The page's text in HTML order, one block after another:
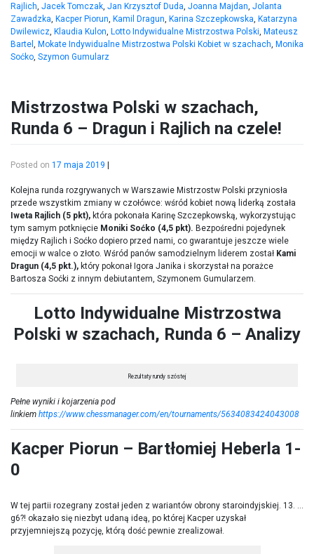
Rajlich Jacek Tomczak Jan Krzysztof Duda Joanna Majdan Jolanta
Zawadzka Kacper Piorun Kamil Dragun Karina Szczepkowska Katarzyna
Dwilewicz Klaudia Kulon Lotto Indywidualne Mistrzostwa Polski Mateusz
Bartel
Mokate Indywidualne Mistrzostwa Polski Kobiet w szachach Monika
Soćko Szymon Gumularz
Mistrzostwa Polski w szachach,
Runda 6 – Dragun i Rajlich na czele!
Posted on 17 maja 2019 |
Kolejna runda rozgrywanych w Warszawie Mistrzostw Polski przyniosła
przede wszystkim zmiany w czołówce: wśród kobiet nową liderką została
Iweta Rajlich (5 pkt), która pokonała Karinę Szczepkowską, wykorzystując
tym samym potknięcie Moniki Soćko (4,5 pkt). Bezpośredni pojedynek
między Rajlich i Soćko dopiero przed nami, co gwarantuje jeszcze wiele
emocji w walce o złoto. Wśród panów samodzielnym liderem został Kami
Dragun (4,5 pkt.), który pokonał Igora Janika i skorzystał na porażce
Bartosza Soćki z innym debiutantem, Szymonem Gumularzem.
Lotto Indywidualne Mistrzostwa
Polski w szachach, Runda 6 – Analizy
Rezultaty rundy szóstej
Pełne wyniki i kojarzenia pod
linkiem https://www.chessmanager.com/en/tournaments/5634083424043008
Kacper Piorun – Bartłomiej Heberla 1-
0
W tej partii rozegrany został jeden z wariantów obrony staroindyjskiej. 13. …
g6?! okazało się niezbyt udaną ideą, po której Kacper uzyskał
przyjemniejszą pozycję, którą dość pewnie zrealizował.